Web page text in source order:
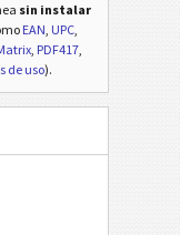
sin instalar
EAN, UPC,
, PDF417,
de uso).